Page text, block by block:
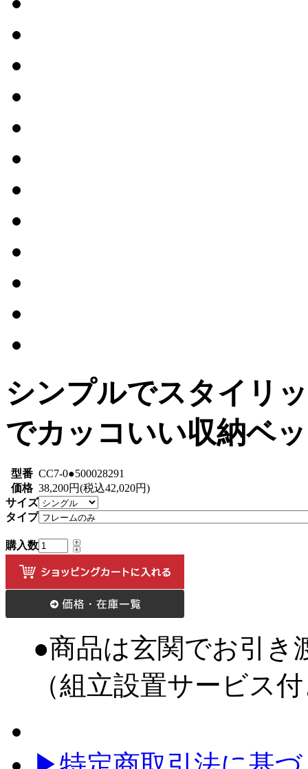
シンプルでスタイリ
でカッコいい収納ベ
型番 CC7-0●500028291
価格 38,200円(税込42,020円)
サイズ
タイプ
購入数
●商品は玄関でお引き
（組立設置サービス